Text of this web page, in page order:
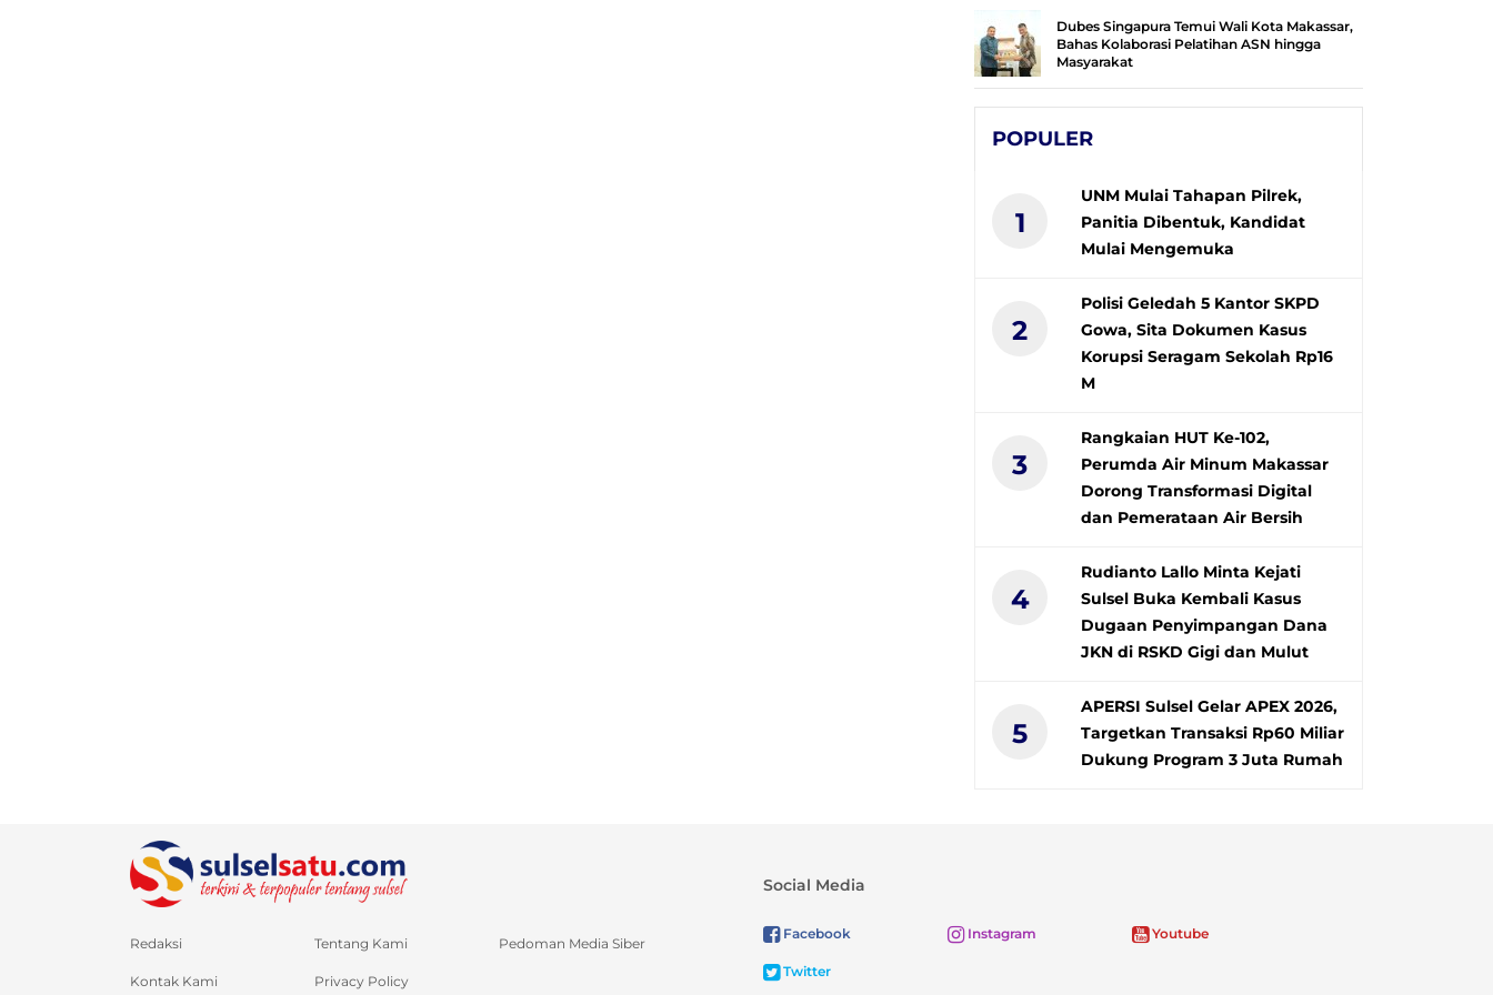
Dubes Singapura Temui Wali Kota Makassar,
Bahas Kolaborasi Pelatihan ASN hingga
Masyarakat
POPULER
1
UNM Mulai Tahapan Pilrek,
Panitia Dibentuk, Kandidat
Mulai Mengemuka
2
Polisi Geledah 5 Kantor SKPD
Gowa, Sita Dokumen Kasus
Korupsi Seragam Sekolah Rp16
M
3
Rangkaian HUT Ke-102,
Perumda Air Minum Makassar
Dorong Transformasi Digital
dan Pemerataan Air Bersih
4
Rudianto Lallo Minta Kejati
Sulsel Buka Kembali Kasus
Dugaan Penyimpangan Dana
JKN di RSKD Gigi dan Mulut
5
APERSI Sulsel Gelar APEX 2026,
Targetkan Transaksi Rp60 Miliar
Dukung Program 3 Juta Rumah
Redaksi Tentang Kami Pedoman Media Siber
Kontak Kami Privacy Policy
Social Media
Facebook Instagram Youtube
Twitter